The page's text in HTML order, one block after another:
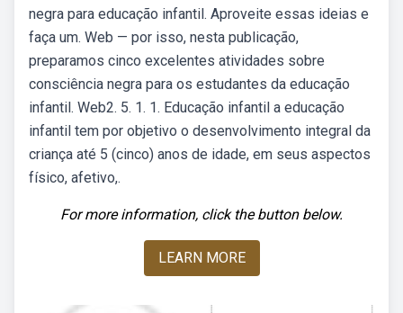
negra para educação infantil. Aproveite essas ideias e
faça um. Web — por isso, nesta publicação,
preparamos cinco excelentes atividades sobre
consciência negra para os estudantes da educação
infantil. Web2. 5. 1. 1. Educação infantil a educação
infantil tem por objetivo o desenvolvimento integral da
criança até 5 (cinco) anos de idade, em seus aspectos
físico, afetivo,.
For more information, click the button below.
LEARN MORE